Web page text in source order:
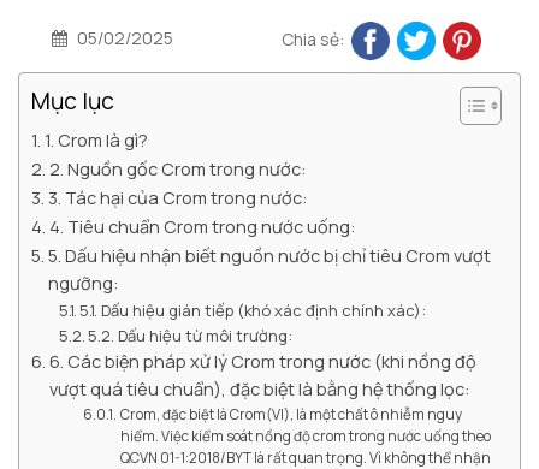
05/02/2025 Chia sẻ:
Mục lục
1. Crom là gì?
2. Nguồn gốc Crom trong nước:
3. Tác hại của Crom trong nước:
4. Tiêu chuẩn Crom trong nước uống:
5. Dấu hiệu nhận biết nguồn nước bị chỉ tiêu Crom vượt
ngưỡng:
5.1. Dấu hiệu gián tiếp (khó xác định chính xác):
5.2. Dấu hiệu từ môi trường:
6. Các biện pháp xử lý Crom trong nước (khi nồng độ
vượt quá tiêu chuẩn), đặc biệt là bằng hệ thống lọc:
Crom, đặc biệt là Crom(VI), là một chất ô nhiễm nguy
hiểm. Việc kiểm soát nồng độ crom trong nước uống theo
QCVN 01-1:2018/BYT là rất quan trọng. Vì không thể nhận